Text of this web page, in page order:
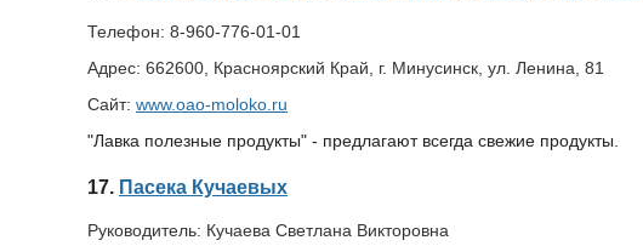
Телефон: 8-960-776-01-01
Адрес: 662600, Красноярский Край, г. Минусинск, ул. Ленина, 81
Сайт: www.oao-moloko.ru
"Лавка полезные продукты" - предлагают всегда свежие продукты.
17. Пасека Кучаевых
Руководитель: Кучаева Светлана Викторовна